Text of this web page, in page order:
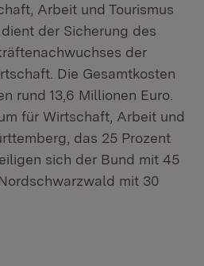
Arbeit und Tourismus
der Sicherung des
der
Die Gesamtkosten
rund 13,6 Millionen Euro.
für Wirtschaft, Arbeit und
das 25 Prozent
sich der Bund mit 45
mit 30